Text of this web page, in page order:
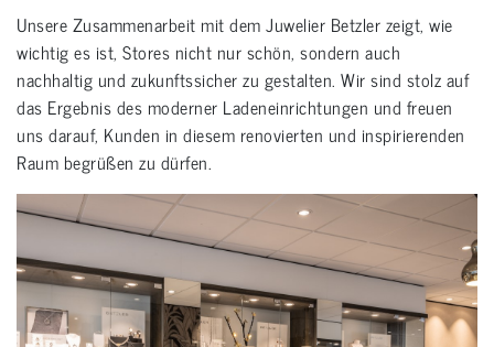
Unsere Zusammenarbeit mit dem Juwelier Betzler zeigt, wie
wichtig es ist, Stores nicht nur schön, sondern auch
nachhaltig und zukunftssicher zu gestalten. Wir sind stolz auf
das Ergebnis des moderner Ladeneinrichtungen und freuen
uns darauf, Kunden in diesem renovierten und inspirierenden
Raum begrüßen zu dürfen.